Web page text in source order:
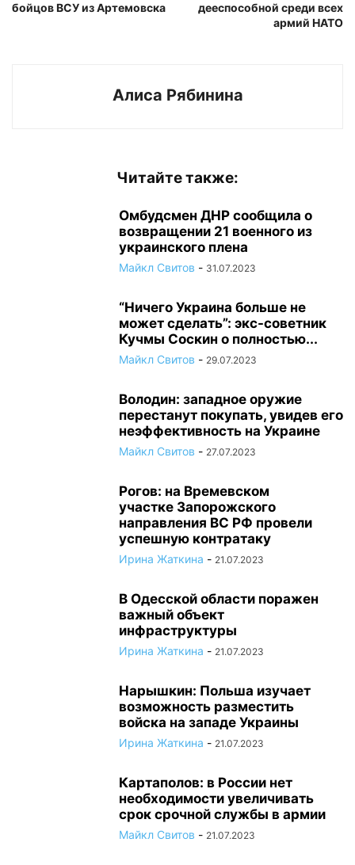
бойцов ВСУ из Артемовска
дееспособной среди всех
армий НАТО
Алиса Рябинина
Читайте также:
Омбудсмен ДНР сообщила о
возвращении 21 военного из
украинского плена
Майкл Свитов - 31.07.2023
“Ничего Украина больше не
может сделать”: экс-советник
Кучмы Соскин о полностью...
Майкл Свитов - 29.07.2023
Володин: западное оружие
перестанут покупать, увидев его
неэффективность на Украине
Майкл Свитов - 27.07.2023
Рогов: на Времевском
участке Запорожского
направления ВС РФ провели
успешную контратаку
Ирина Жаткина - 21.07.2023
В Одесской области поражен
важный объект
инфраструктуры
Ирина Жаткина - 21.07.2023
Нарышкин: Польша изучает
возможность разместить
войска на западе Украины
Ирина Жаткина - 21.07.2023
Картаполов: в России нет
необходимости увеличивать
срок срочной службы в армии
Майкл Свитов - 21.07.2023